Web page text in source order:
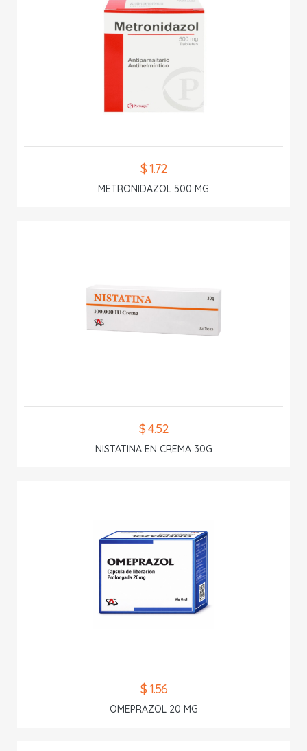
$ 1.72
METRONIDAZOL 500 MG
$ 4.52
NISTATINA EN CREMA 30G
$ 1.56
OMEPRAZOL 20 MG